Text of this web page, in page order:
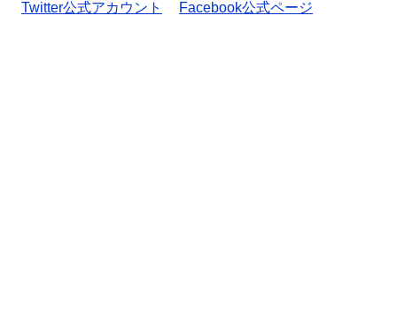
Twitter公式アカウント
Facebook公式ページ